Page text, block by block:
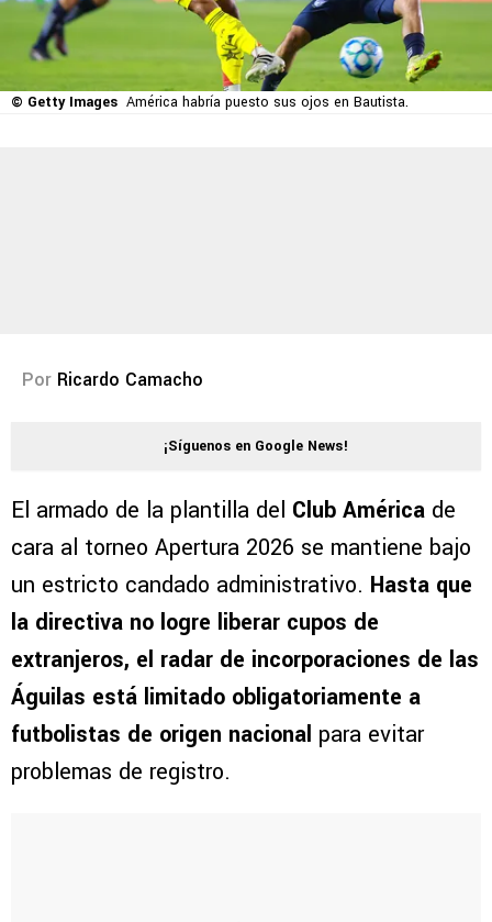
© Getty Images América habría puesto sus ojos en Bautista.
Por Ricardo Camacho
¡Síguenos en Google News!
El armado de la plantilla del Club América de
cara al torneo Apertura 2026 se mantiene bajo
un estricto candado administrativo. Hasta que
la directiva no logre liberar cupos de
extranjeros, el radar de incorporaciones de las
Águilas está limitado obligatoriamente a
futbolistas de origen nacional para evitar
problemas de registro.